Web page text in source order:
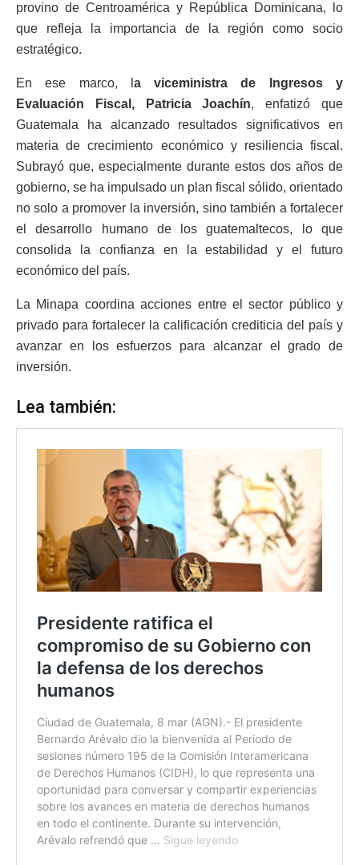
provino de Centroamérica y República Dominicana, lo
que refleja la importancia de la región como socio
estratégico.
En ese marco, l a viceministra de Ingresos y
Evaluación Fiscal, Patricia Joachín, enfatizó que
Guatemala ha alcanzado resultados significativos en
materia de crecimiento económico y resiliencia fiscal.
Subrayó que, especialmente durante estos dos años de
gobierno, se ha impulsado un plan fiscal sólido, orientado
no solo a promover la inversión, sino también a fortalecer
el desarrollo humano de los guatemaltecos, lo que
consolida la confianza en la estabilidad y el futuro
económico del país.
La Minapa coordina acciones entre el sector público y
privado para fortalecer la calificación crediticia del país y
avanzar en los esfuerzos para alcanzar el grado de
inversión.
Lea también: